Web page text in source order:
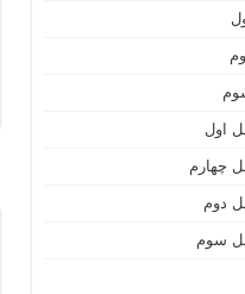
اول
چهارم
دوم
سوم